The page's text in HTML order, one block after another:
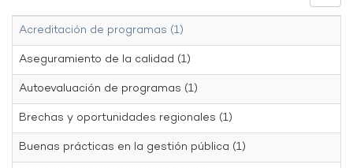
Acreditación de programas (1)
Aseguramiento de la calidad (1)
Autoevaluación de programas (1)
Brechas y oportunidades regionales (1)
Buenas prácticas en la gestión pública (1)